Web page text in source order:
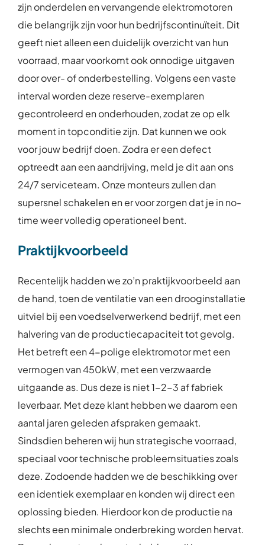
zijn onderdelen en vervangende elektromotoren
die belangrijk zijn voor hun bedrijfscontinuïteit. Dit
geeft niet alleen een duidelijk overzicht van hun
voorraad, maar voorkomt ook onnodige uitgaven
door over- of onderbestelling. Volgens een vaste
interval worden deze reserve-exemplaren
gecontroleerd en onderhouden, zodat ze op elk
moment in topconditie zijn. Dat kunnen we ook
voor jouw bedrijf doen. Zodra er een defect
optreedt aan een aandrijving, meld je dit aan ons
24/7 serviceteam. Onze monteurs zullen dan
supersnel schakelen en er voor zorgen dat je in no-
time weer volledig operationeel bent.
Praktijkvoorbeeld
Recentelijk hadden we zo’n praktijkvoorbeeld aan
de hand, toen de ventilatie van een drooginstallatie
uitviel bij een voedselverwerkend bedrijf, met een
halvering van de productiecapaciteit tot gevolg.
Het betreft een 4-polige elektromotor met een
vermogen van 450kW, met een verzwaarde
uitgaande as. Dus deze is niet 1-2-3 af fabriek
leverbaar. Met deze klant hebben we daarom een
aantal jaren geleden afspraken gemaakt.
Sindsdien beheren wij hun strategische voorraad,
speciaal voor technische probleemsituaties zoals
deze. Zodoende hadden we de beschikking over
een identiek exemplaar en konden wij direct een
oplossing bieden. Hierdoor kon de productie na
slechts een minimale onderbreking worden hervat.